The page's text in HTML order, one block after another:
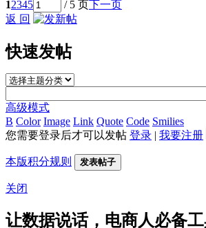
12345 / 5 页下一页
返 回
快速发帖
高级模式
B Color Image Link Quote Code Smilies
您需要登录后才可以发帖 登录 | 我要注册
本版积分规则 发表帖子
关闭
让数据说话，电商人必备